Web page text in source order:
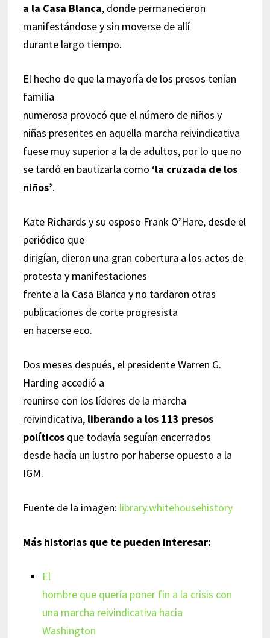
a la Casa Blanca, donde permanecieron
manifestándose y sin moverse de allí
durante largo tiempo.
El hecho de que la mayoría de los presos tenían
familia
numerosa provocó que el número de niños y
niñas presentes en aquella marcha reivindicativa
fuese muy superior a la de adultos, por lo que no
se tardó en bautizarla como ‘la cruzada de los
niños’.
Kate Richards y su esposo Frank O’Hare, desde el
periódico que
dirigían, dieron una gran cobertura a los actos de
protesta y manifestaciones
frente a la Casa Blanca y no tardaron otras
publicaciones de corte progresista
en hacerse eco.
Dos meses después, el presidente Warren G.
Harding accedió a
reunirse con los líderes de la marcha
reivindicativa, liberando a los 113 presos
políticosque todavía seguían encerrados
desde hacía un lustro por haberse opuesto a la
IGM.
Fuente de la imagen: library.whitehousehistory
Más historias que te pueden interesar:
El
hombre que quería poner fin a la crisis con
una marcha reivindicativa hacia
Washington